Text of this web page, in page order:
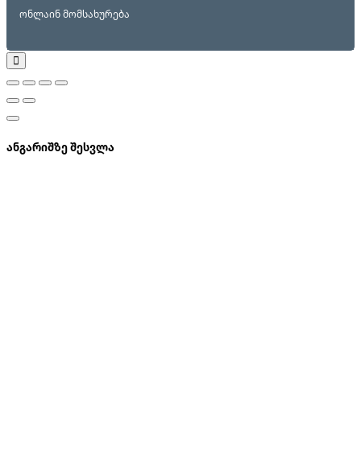
ონლაინ მომსახურება
ანგარიშზე შესვლა